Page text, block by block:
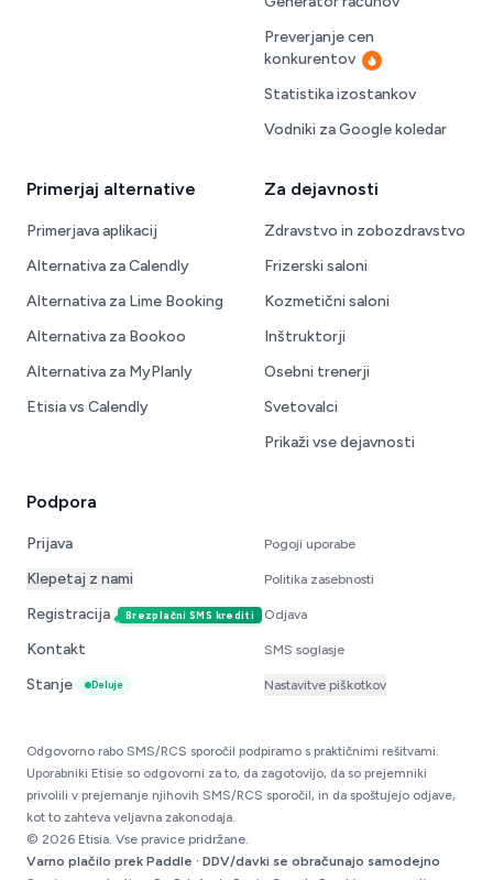
Preverjanje cen
konkurentov
Vroče
Statistika izostankov
Vodniki za Google koledar
Primerjaj alternative
Primerjava aplikacij
Alternativa za Calendly
Alternativa za Lime Booking
Alternativa za Bookoo
Alternativa za MyPlanly
Etisia vs Calendly
Za dejavnosti
Zdravstvo in zobozdravstvo
Frizerski saloni
Kozmetični saloni
Inštruktorji
Osebni trenerji
Svetovalci
Prikaži vse dejavnosti
Podpora
Prijava
Klepetaj z nami
Registracija
Brezplačni SMS krediti
Kontakt
Stanje
Deluje
Pogoji uporabe
Politika zasebnosti
Odjava
SMS soglasje
Nastavitve piškotkov
© 2026 Etisia. Vse pravice pridržane.
Varno plačilo prek Paddle · DDV/davki se obračunajo samodejno
Odgovorno rabo SMS/RCS sporočil podpiramo s praktičnimi rešitvami.
Uporabniki Etisie so odgovorni za to, da zagotovijo, da so prejemniki
privolili v prejemanje njihovih SMS/RCS sporočil, in da spoštujejo odjave,
kot to zahteva veljavna zakonodaja.